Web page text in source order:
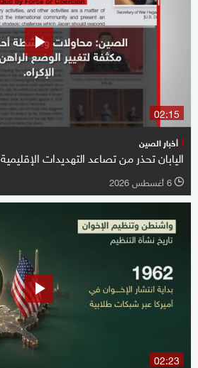
02:15
أخبار الصين
اليابان تحذر من تصاعد التهديدات الإقليمية
l 6 أغسطس 2026
02:23